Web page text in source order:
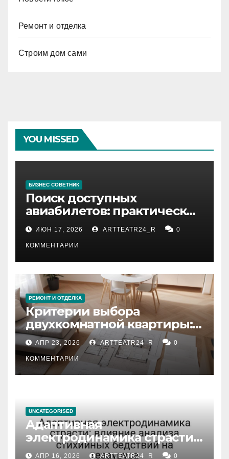
Ремонт и отделка
Строим дом сами
YOU MISSED
БИЗНЕС СОВЕТНИК
Поиск доступных
авиабилетов: практические
рекомендации
ИЮН 17, 2026 ARTTEATR24_R 0
КОММЕНТАРИИ
РЕМОНТ И ОТДЕЛКА
Критерии выбора
двухкомнатной квартиры:
планировка, площадь,
состояние и документация
АПР 23, 2026 ARTTEATR24_R 0
КОММЕНТАРИИ
UNCATEGORISED
Адаптивная
электродинамика страсти:
влияние анализа
АПР 16, 2026 ARTTEATR24_R 0